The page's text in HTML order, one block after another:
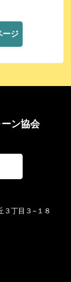
ージ
ン協会
３丁目３−１８